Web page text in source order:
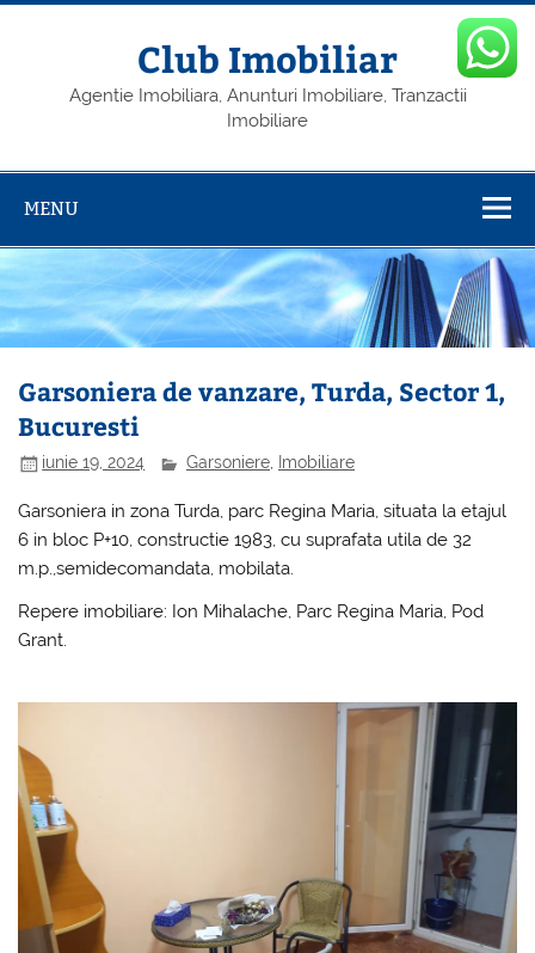
Skip
Club Imobiliar
Agentie Imobiliara, Anunturi Imobiliare, Tranzactii
Imobiliare
MENU
Garsoniera de vanzare, Turda, Sector 1,
Bucuresti
iunie 19, 2024 Garsoniere, Imobiliare
Garsoniera in zona Turda, parc Regina Maria, situata la etajul
6 in bloc P+10, constructie 1983, cu suprafata utila de 32
m.p.,semidecomandata, mobilata.
Repere imobiliare: Ion Mihalache, Parc Regina Maria, Pod
Grant.